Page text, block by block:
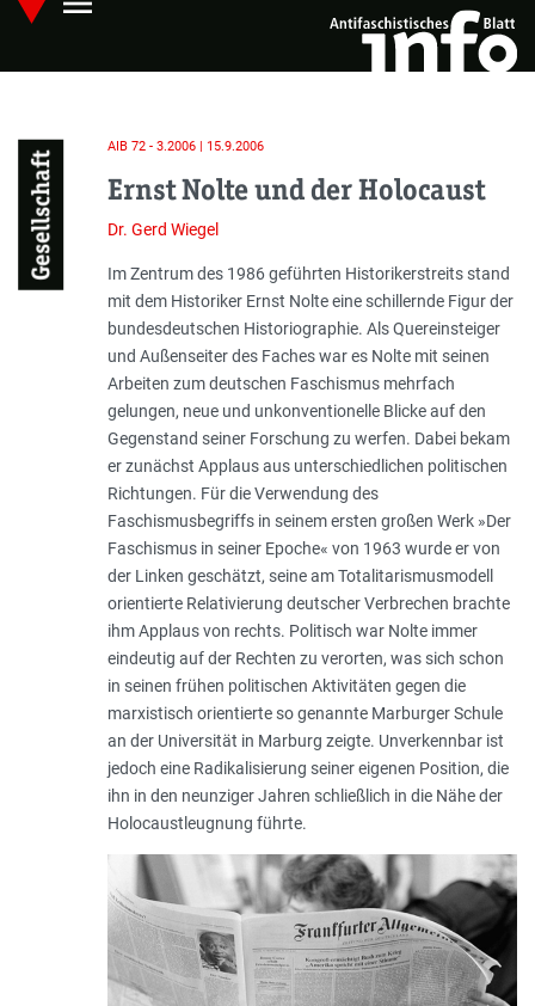
Skip
main
Hauptmenü öffnen
Gesellschaft
AIB 72 - 3.2006 | 15.9.2006
Ernst Nolte und der Holocaust
Dr. Gerd Wiegel
Einleitung
Im Zentrum des 1986 geführten Historikerstreits stand
mit dem Historiker Ernst Nolte eine schillernde Figur der
bundesdeutschen Historiographie. Als Quereinsteiger
und Außenseiter des Faches war es Nolte mit seinen
Arbeiten zum deutschen Faschismus mehrfach
gelungen, neue und unkonventionelle Blicke auf den
Gegenstand seiner Forschung zu werfen. Dabei bekam
er zunächst Applaus aus unterschiedlichen politischen
Richtungen. Für die Verwendung des
Faschismusbegriffs in seinem ersten großen Werk »Der
Faschismus in seiner Epoche« von 1963 wurde er von
der Linken geschätzt, seine am Totalitarismusmodell
orientierte Relativierung deutscher Verbrechen brachte
ihm Applaus von rechts. Politisch war Nolte immer
eindeutig auf der Rechten zu verorten, was sich schon
in seinen frühen politischen Aktivitäten gegen die
marxistisch orientierte so genannte Marburger Schule
an der Universität in Marburg zeigte. Unverkennbar ist
jedoch eine Radikalisierung seiner eigenen Position, die
ihn in den neunziger Jahren schließlich in die Nähe der
Holocaustleugnung führte.